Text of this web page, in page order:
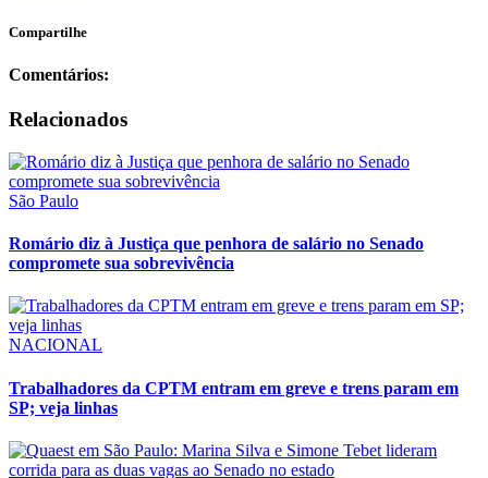
Compartilhe
Comentários:
Relacionados
São Paulo
Romário diz à Justiça que penhora de salário no Senado
compromete sua sobrevivência
NACIONAL
Trabalhadores da CPTM entram em greve e trens param em
SP; veja linhas